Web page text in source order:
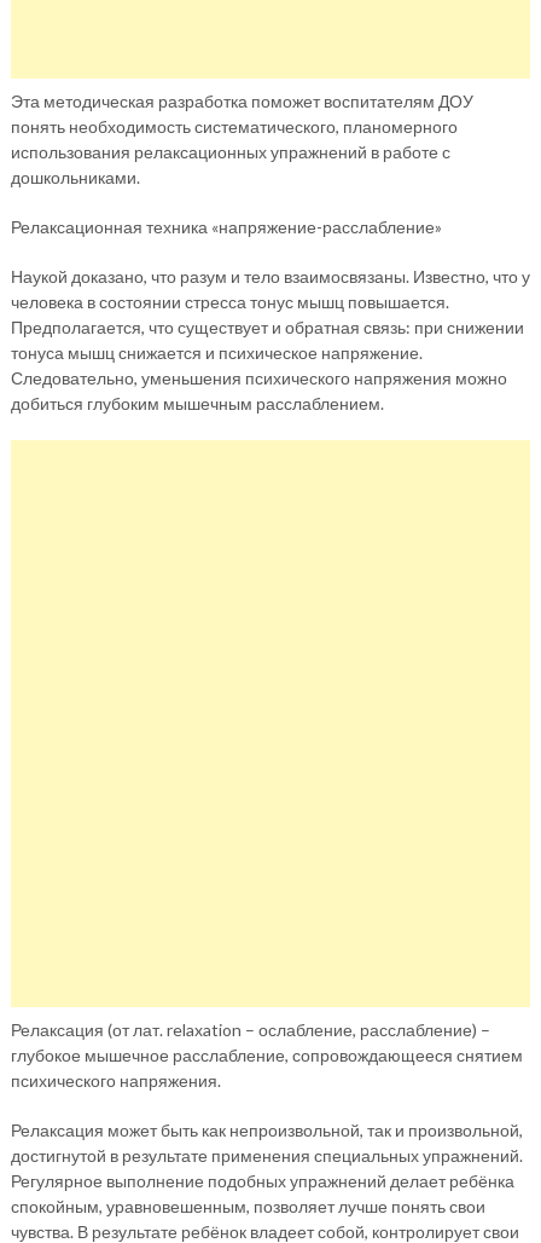
Эта методическая разработка поможет воспитателям ДОУ
понять необходимость систематического, планомерного
использования релаксационных упражнений в работе с
дошкольниками.
Релаксационная техника «напряжение-расслабление»
Наукой доказано, что разум и тело взаимосвязаны. Известно, что у
человека в состоянии стресса тонус мышц повышается.
Предполагается, что существует и обратная связь: при снижении
тонуса мышц снижается и психическое напряжение.
Следовательно, уменьшения психического напряжения можно
добиться глубоким мышечным расслаблением.
Релаксация (от лат. relaxation – ослабление, расслабление) –
глубокое мышечное расслабление, сопровождающееся снятием
психического напряжения.
Релаксация может быть как непроизвольной, так и произвольной,
достигнутой в результате применения специальных упражнений.
Регулярное выполнение подобных упражнений делает ребёнка
спокойным, уравновешенным, позволяет лучше понять свои
чувства. В результате ребёнок владеет собой, контролирует свои